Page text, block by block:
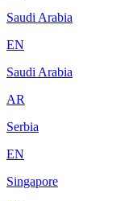
Saudi Arabia
EN
Saudi Arabia
AR
Serbia
EN
Singapore